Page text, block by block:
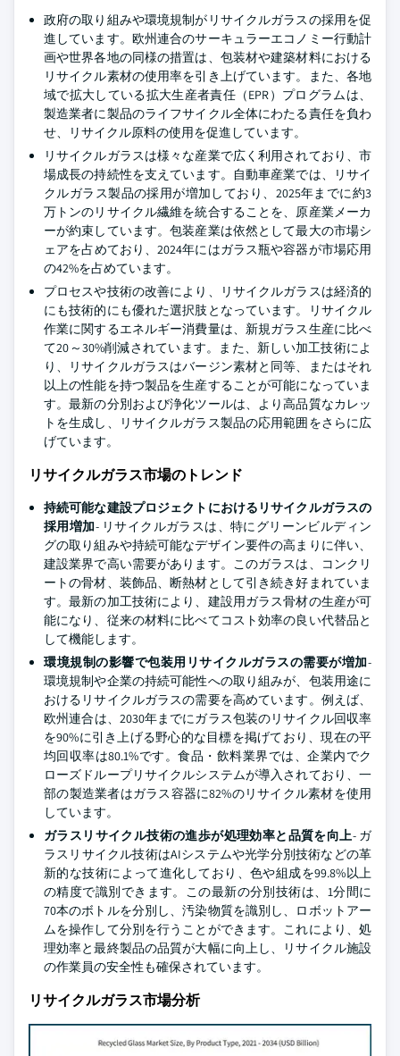
政府の取り組みや環境規制がリサイクルガラスの採用を促
進しています。欧州連合のサーキュラーエコノミー行動計
画や世界各地の同様の措置は、包装材や建築材料における
リサイクル素材の使用率を引き上げています。また、各地
域で拡大している拡大生産者責任（EPR）プログラムは、
製造業者に製品のライフサイクル全体にわたる責任を負わ
せ、リサイクル原料の使用を促進しています。
リサイクルガラスは様々な産業で広く利用されており、市
場成長の持続性を支えています。自動車産業では、リサイ
クルガラス製品の採用が増加しており、2025年までに約3
万トンのリサイクル繊維を統合することを、原産業メーカ
ーが約束しています。包装産業は依然として最大の市場シ
ェアを占めており、2024年にはガラス瓶や容器が市場応用
の42%を占めています。
プロセスや技術の改善により、リサイクルガラスは経済的
にも技術的にも優れた選択肢となっています。リサイクル
作業に関するエネルギー消費量は、新規ガラス生産に比べ
て20～30%削減されています。また、新しい加工技術によ
り、リサイクルガラスはバージン素材と同等、またはそれ
以上の性能を持つ製品を生産することが可能になっていま
す。最新の分別および浄化ツールは、より高品質なカレッ
トを生成し、リサイクルガラス製品の応用範囲をさらに広
げています。
リサイクルガラス市場のトレンド
持続可能な建設プロジェクトにおけるリサイクルガラスの
採用増加- リサイクルガラスは、特にグリーンビルディン
グの取り組みや持続可能なデザイン要件の高まりに伴い、
建設業界で高い需要があります。このガラスは、コンクリ
ートの骨材、装飾品、断熱材として引き続き好まれていま
す。最新の加工技術により、建設用ガラス骨材の生産が可
能になり、従来の材料に比べてコスト効率の良い代替品と
して機能します。
環境規制の影響で包装用リサイクルガラスの需要が増加-
環境規制や企業の持続可能性への取り組みが、包装用途に
おけるリサイクルガラスの需要を高めています。例えば、
欧州連合は、2030年までにガラス包装のリサイクル回収率
を90%に引き上げる野心的な目標を掲げており、現在の平
均回収率は80.1%です。食品・飲料業界では、企業内でク
ローズドループリサイクルシステムが導入されており、一
部の製造業者はガラス容器に82%のリサイクル素材を使用
しています。
ガラスリサイクル技術の進歩が処理効率と品質を向上- ガ
ラスリサイクル技術はAIシステムや光学分別技術などの革
新的な技術によって進化しており、色や組成を99.8%以上
の精度で識別できます。この最新の分別技術は、1分間に
70本のボトルを分別し、汚染物質を識別し、ロボットアー
ムを操作して分別を行うことができます。これにより、処
理効率と最終製品の品質が大幅に向上し、リサイクル施設
の作業員の安全性も確保されています。
リサイクルガラス市場分析